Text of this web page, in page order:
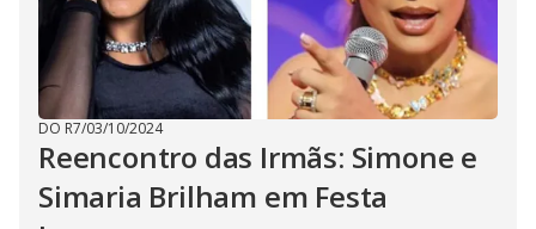
DO R7/03/10/2024
Reencontro das Irmãs: Simone e
Simaria Brilham em Festa